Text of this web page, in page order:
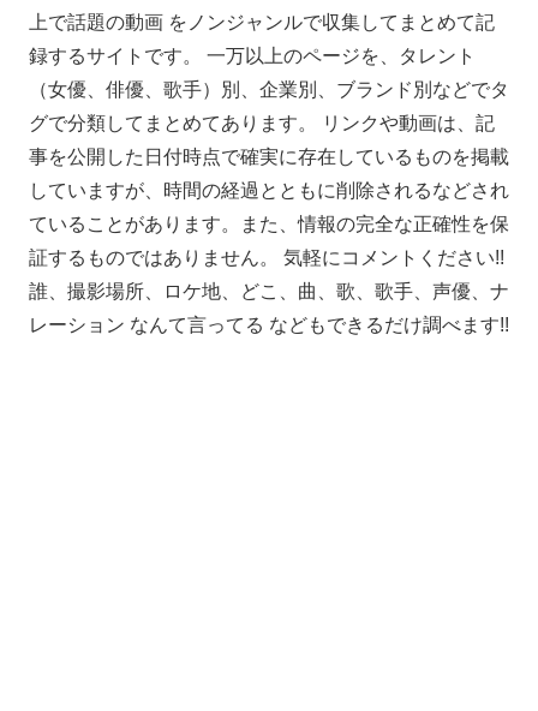
上で話題の動画 をノンジャンルで収集してまとめて記
録するサイトです。 一万以上のページを、タレント
（女優、俳優、歌手）別、企業別、ブランド別などでタ
グで分類してまとめてあります。 リンクや動画は、記
事を公開した日付時点で確実に存在しているものを掲載
していますが、時間の経過とともに削除されるなどされ
ていることがあります。また、情報の完全な正確性を保
証するものではありません。 気軽にコメントください!!
誰、撮影場所、ロケ地、どこ、曲、歌、歌手、声優、ナ
レーション なんて言ってる などもできるだけ調べます!!